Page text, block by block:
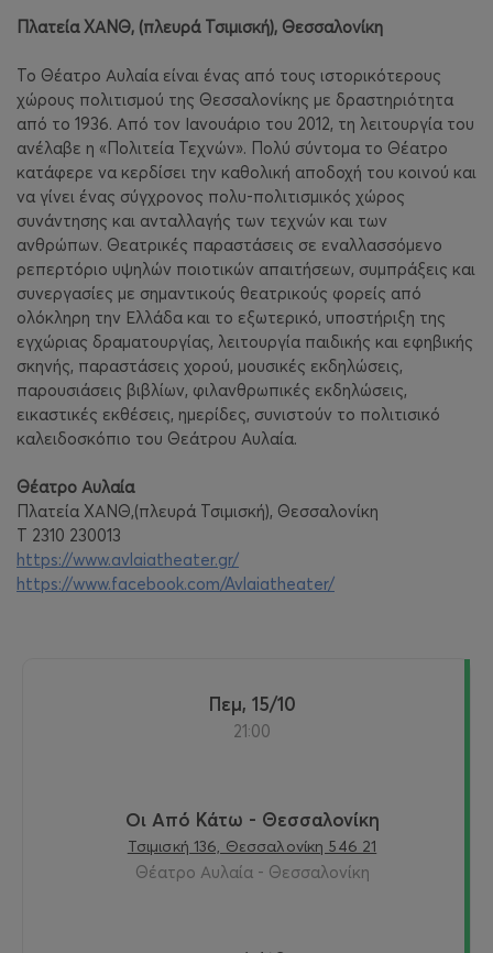
Πλατεία ΧΑΝΘ, (πλευρά Τσιμισκή), Θεσσαλονίκη
Το Θέατρο Αυλαία είναι ένας από τους ιστορικότερους
χώρους πολιτισμού της Θεσσαλονίκης με δραστηριότητα
από το 1936. Από τον Ιανουάριο του 2012, τη λειτουργία του
ανέλαβε η «Πολιτεία Τεχνών». Πολύ σύντομα το Θέατρο
κατάφερε να κερδίσει την καθολική αποδοχή του κοινού και
να γίνει ένας σύγχρονος πολυ-πολιτισμικός χώρος
συνάντησης και ανταλλαγής των τεχνών και των
ανθρώπων. Θεατρικές παραστάσεις σε εναλλασσόμενο
ρεπερτόριο υψηλών ποιοτικών απαιτήσεων, συμπράξεις και
συνεργασίες με σημαντικούς θεατρικούς φορείς από
ολόκληρη την Ελλάδα και το εξωτερικό, υποστήριξη της
εγχώριας δραματουργίας, λειτουργία παιδικής και εφηβικής
σκηνής, παραστάσεις χορού, μουσικές εκδηλώσεις,
παρουσιάσεις βιβλίων, φιλανθρωπικές εκδηλώσεις,
εικαστικές εκθέσεις, ημερίδες, συνιστούν το πολιτισικό
καλειδοσκόπιο του Θεάτρου Αυλαία.
Θέατρο Αυλαία
Πλατεία ΧΑΝΘ,(πλευρά Τσιμισκή), Θεσσαλονίκη
T 2310 230013
https://www.avlaiatheater.gr/
https://www.facebook.com/Avlaiatheater/
Πεμ, 15/10
21:00
Οι Από Κάτω - Θεσσαλονίκη
Τσιμισκή 136, Θεσσαλονίκη 546 21
Θέατρο Αυλαία - Θεσσαλονίκη